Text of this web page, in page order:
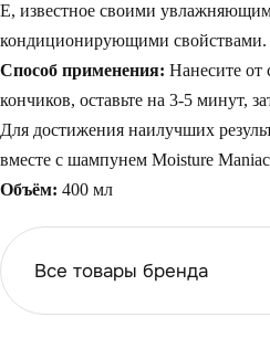
Е, известное своими
кондиционирующими свойствами.
Способ применения: Нанесите
кончиков, оставьте на 3-5 минут,
Для достижения наилучших
вместе с шампунем Moisture Maniac
Объём: 400 мл
Все товары бренда